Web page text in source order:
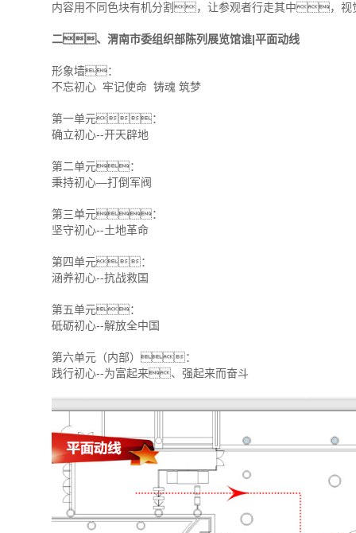
内容用不同色块有机分割，让参观者行走其中
二、渭南市委组织部陈列展览馆谁|平面动线
形象墙：
不忘初心 牢记使命 铸魂 筑梦
第一单元：
确立初心--开天辟地
第二单元：
秉持初心—打倒军阀
第三单元：
坚守初心--土地革命
第四单元：
涵养初心--抗战救国
第五单元：
砥砺初心--解放全中国
第六单元（内部）：
践行初心--为富起来、强起来而奋斗